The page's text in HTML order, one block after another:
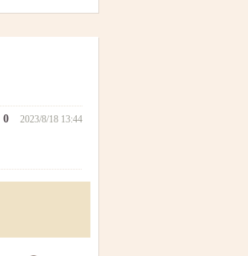
0 2023/8/18 13:44